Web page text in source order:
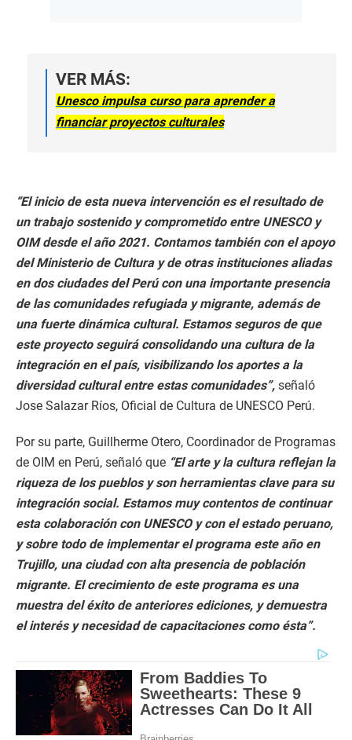
VER MÁS:
Unesco impulsa curso para aprender a
financiar proyectos culturales
“El inicio de esta nueva intervención es el resultado de
un trabajo sostenido y comprometido entre UNESCO y
OIM desde el año 2021. Contamos también con el apoyo
del Ministerio de Cultura y de otras instituciones aliadas
en dos ciudades del Perú con una importante presencia
de las comunidades refugiada y migrante, además de
una fuerte dinámica cultural. Estamos seguros de que
este proyecto seguirá consolidando una cultura de la
integración en el país, visibilizando los aportes a la
diversidad cultural entre estas comunidades”, señaló
Jose Salazar Ríos, Oficial de Cultura de UNESCO Perú.
Por su parte, Guillherme Otero, Coordinador de Programas
de OIM en Perú, señaló que “El arte y la cultura reflejan la
riqueza de los pueblos y son herramientas clave para su
integración social. Estamos muy contentos de continuar
esta colaboración con UNESCO y con el estado peruano,
y sobre todo de implementar el programa este año en
Trujillo, una ciudad con alta presencia de población
migrante. El crecimiento de este programa es una
muestra del éxito de anteriores ediciones, y demuestra
el interés y necesidad de capacitaciones como ésta”.